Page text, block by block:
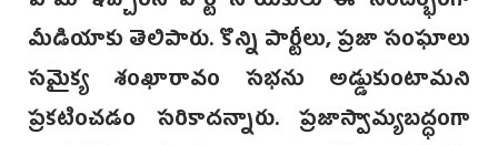
మీడియాకు తెలిపారు. కొన్ని పార్టీలు, ప్రజా సంఘాలు
సమైక్య శంఖారావం సభను అడ్డుకుంటామని
ప్రకటించడం సరికాదన్నారు. ప్రజాస్వామ్యబద్ధంగా